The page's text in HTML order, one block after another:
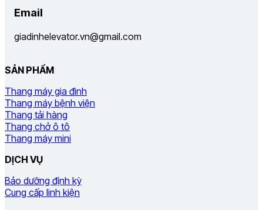
Email
giadinhelevator.vn@gmail.com
SẢN PHẨM
Thang máy gia đình
Thang máy bệnh viện
Thang tải hàng
Thang chở ô tô
Thang máy mini
DỊCH VỤ
Bảo dưỡng định kỳ
Cung cấp linh kiện